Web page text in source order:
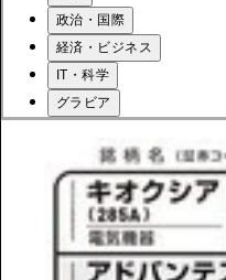
政治・国際
経済・ビジネス
IT・科学
グラビア